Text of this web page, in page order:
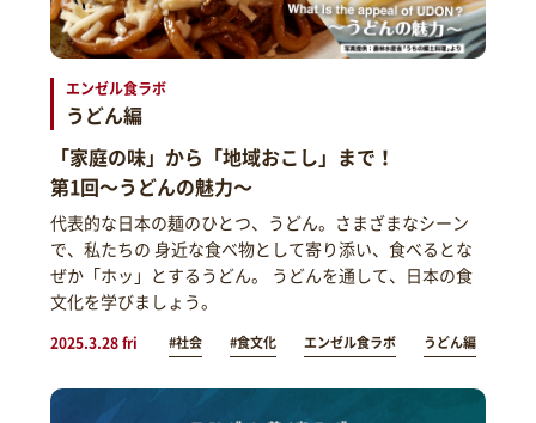
エンゼル食ラボ
うどん編
「家庭の味」から「地域おこし」まで！
第1回～うどんの魅力～
代表的な日本の麺のひとつ、うどん。さまざまなシーン
で、私たちの 身近な食べ物として寄り添い、食べるとな
ぜか「ホッ」とするうどん。 うどんを通して、日本の食
文化を学びましょう。
2025.3.28 fri #社会 #食文化 エンゼル食ラボ うどん編